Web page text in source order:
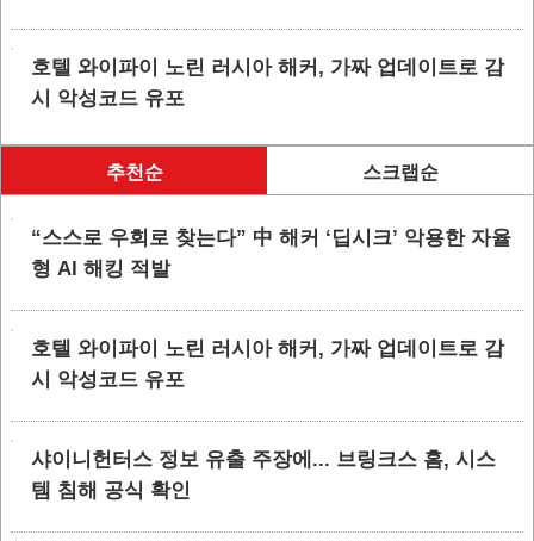
호텔 와이파이 노린 러시아 해커, 가짜 업데이트로 감
시 악성코드 유포
추천순 스크랩순
“스스로 우회로 찾는다” 中 해커 ‘딥시크’ 악용한 자율
형 AI 해킹 적발
호텔 와이파이 노린 러시아 해커, 가짜 업데이트로 감
시 악성코드 유포
샤이니헌터스 정보 유출 주장에... 브링크스 홈, 시스
템 침해 공식 확인